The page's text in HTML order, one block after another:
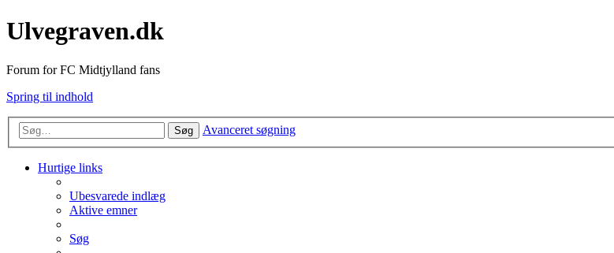
Ulvegraven.dk
Forum for FC Midtjylland fans
Spring til indhold
Søg Avanceret søgning
Hurtige links
Ubesvarede indlæg
Aktive emner
Søg